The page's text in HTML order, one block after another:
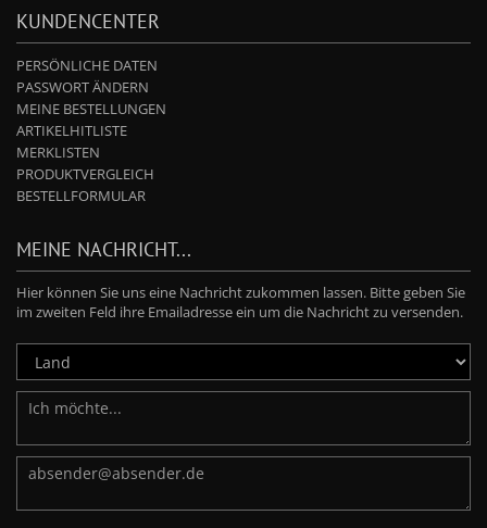
KUNDENCENTER
PERSÖNLICHE DATEN
PASSWORT ÄNDERN
MEINE BESTELLUNGEN
ARTIKELHITLISTE
MERKLISTEN
PRODUKTVERGLEICH
BESTELLFORMULAR
MEINE NACHRICHT...
Hier können Sie uns eine Nachricht zukommen lassen. Bitte geben Sie
im zweiten Feld ihre Emailadresse ein um die Nachricht zu versenden.